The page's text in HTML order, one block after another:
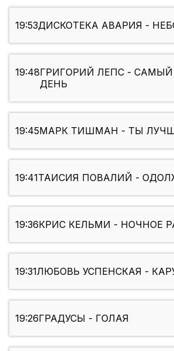
19:53ДИСКОТЕКА АВАРИЯ -
19:48ГРИГОРИЙ ЛЕПС -
ДЕНЬ
19:45МАРК ТИШМАН - ТЫ
19:41ТАИСИЯ ПОВАЛИЙ -
19:36КРИС КЕЛЬМИ - НОЧНОЕ
19:31ЛЮБОВЬ УСПЕНСКАЯ -
19:26ГРАДУСЫ - ГОЛАЯ